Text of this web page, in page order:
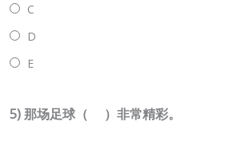
C
D
E
5) 那场足球（ ）非常精彩。